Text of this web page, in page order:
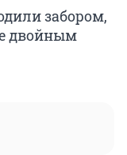
забором,
двойным